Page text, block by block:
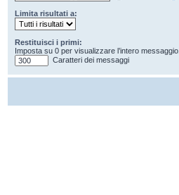
Limita risultati a:
Restituisci i primi:
Imposta su 0 per visualizzare l’intero messaggio.
Caratteri dei messaggi